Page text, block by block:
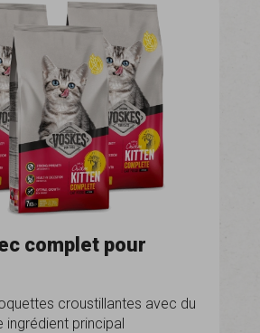
complet pour
croustillantes avec du
principal